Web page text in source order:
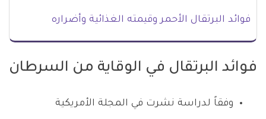
فوائد البرتقال الأحمر وقيمته الغذائية وأضراره
فوائد البرتقال في الوقاية من السرطان
وفقاً لدراسة نشرت في المجلة الأمريكية